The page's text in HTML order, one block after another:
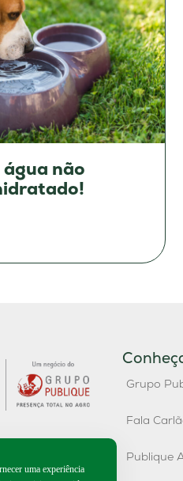
não
Grupo
Fala
Publique
uma experiência